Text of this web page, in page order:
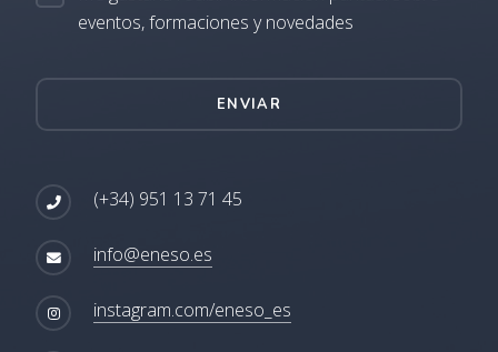
eventos, formaciones y novedades
ENVIAR
(+34) 951 13 71 45
info@eneso.es
instagram.com/eneso_es